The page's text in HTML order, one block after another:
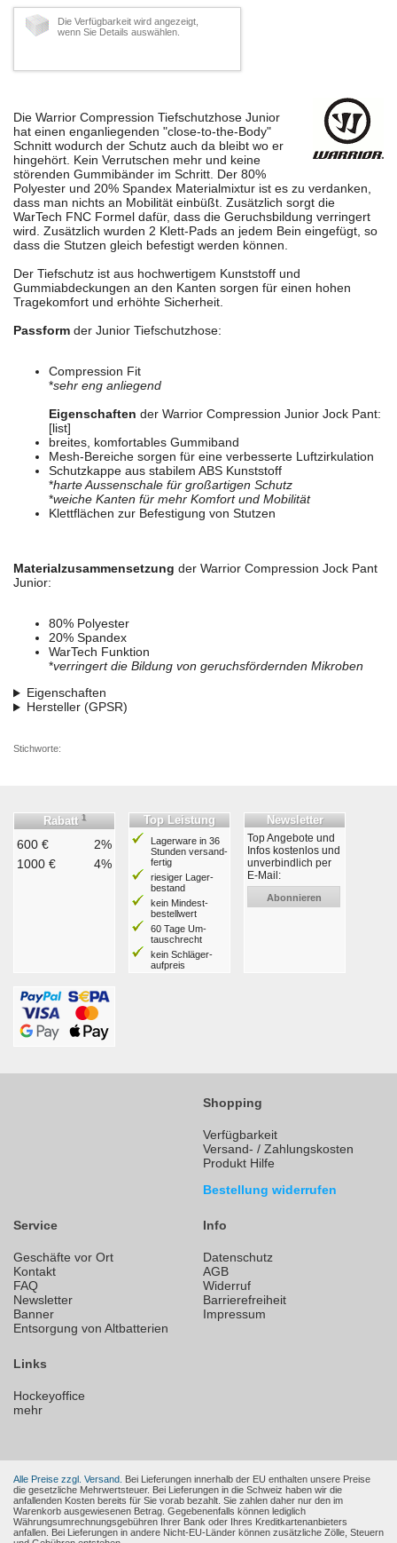
Die Verfügbarkeit wird angezeigt,
wenn Sie Details auswählen.
Die Warrior Compression Tiefschutzhose Junior
hat einen enganliegenden "close-to-the-Body"
Schnitt wodurch der Schutz auch da bleibt wo er
hingehört. Kein Verrutschen mehr und keine
störenden Gummibänder im Schritt. Der 80%
Polyester und 20% Spandex Materialmixtur ist es zu verdanken,
dass man nichts an Mobilität einbüßt. Zusätzlich sorgt die
WarTech FNC Formel dafür, dass die Geruchsbildung verringert
wird. Zusätzlich wurden 2 Klett-Pads an jedem Bein eingefügt, so
dass die Stutzen gleich befestigt werden können.
Der Tiefschutz ist aus hochwertigem Kunststoff und
Gummiabdeckungen an den Kanten sorgen für einen hohen
Tragekomfort und erhöhte Sicherheit.
Passform der Junior Tiefschutzhose:
Compression Fit
*sehr eng anliegend
Eigenschaften der Warrior Compression Junior Jock Pant:
[list]
breites, komfortables Gummiband
Mesh-Bereiche sorgen für eine verbesserte Luftzirkulation
Schutzkappe aus stabilem ABS Kunststoff
*harte Aussenschale für großartigen Schutz
*weiche Kanten für mehr Komfort und Mobilität
Klettflächen zur Befestigung von Stutzen
Materialzusammensetzung der Warrior Compression Jock Pant
Junior:
80% Polyester
20% Spandex
WarTech Funktion
*verringert die Bildung von geruchsfördernden Mikroben
Eigenschaften
Hersteller (GPSR)
Stichworte:
Rabatt 1
600 €
2%
1000 €
4%
Top Leistung
Lagerware in 36
Stunden ver­sand­
fertig
riesiger Lager­
bestand
kein Mindest­
bestell­wert
60 Tage Um­
tausch­recht
kein Schläger­
aufpreis
Newsletter
Top Angebote und
Infos kostenlos und
unverbindlich per
E-Mail:
Abonnieren
Shopping
Verfügbarkeit
Versand- / Zahlungskosten
Produkt Hilfe
Bestellung widerrufen
Service
Geschäfte vor Ort
Kontakt
FAQ
Newsletter
Banner
Entsorgung von Altbatterien
Info
Datenschutz
AGB
Widerruf
Barrierefreiheit
Impressum
Links
Hockeyoffice
mehr
Alle Preise zzgl. Versand. Bei Lieferungen innerhalb der EU enthalten unsere Preise
die gesetzliche Mehrwertsteuer. Bei Lieferungen in die Schweiz haben wir die
anfallenden Kosten bereits für Sie vorab bezahlt. Sie zahlen daher nur den im
Warenkorb ausgewiesenen Betrag. Gegebenenfalls können lediglich
Währungsumrechnungsgebühren Ihrer Bank oder Ihres Kreditkartenanbieters
anfallen. Bei Lieferungen in andere Nicht-EU-Länder können zusätzliche Zölle, Steuern